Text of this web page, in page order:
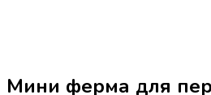
Мини ферма для